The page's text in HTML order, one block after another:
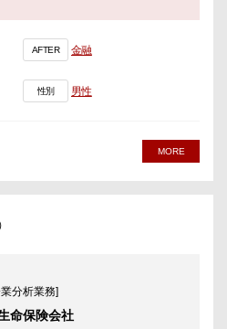
AFTER 金融
性別 男性
MORE
業分析業務]
命保険会社